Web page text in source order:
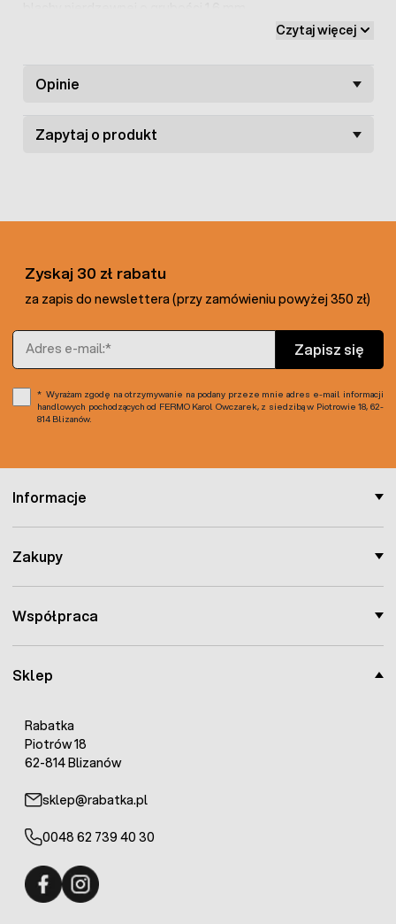
Czytaj więcej
Opinie
Zapytaj o produkt
Sklep
Rabatka
Piotrów 18
62-814 Blizanów
sklep@rabatka.pl
0048 62 739 40 30
Informacje
Zakupy
Współpraca
Zyskaj 30 zł rabatu
za zapis do newslettera (przy zamówieniu powyżej 350 zł)
Adres e-mail
Zapisz się
Wyrażam zgodę na otrzymywanie na podany przeze mnie adres e-mail informacji
handlowych pochodzących od FERMO Karol Owczarek, z siedzibą w Piotrowie 18, 62-
814 Blizanów.